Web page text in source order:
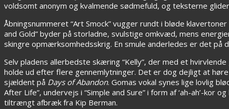
voldsomt anonym og kvalmende sødmefuld, og teksterne
Åbningsnummeret “Art Smock” vugger rundt i bløde
and Gold” byder på storladne, svulstige omkvæd, mens
skingre opmærksomhedsskrig. En smule anderledes er det på
Selv pladens allerbedste skæring “Kelly”, der med et
holde ud efter flere gennemlytninger. Det er dog dejligt at
sjældent på Days of Abandon. Gomas vokal synes lige lovlig
After Life”, undervejs i “Simple and Sure” i form af ‘ah-ah’-
tiltrængt afbræk fra Kip Berman.